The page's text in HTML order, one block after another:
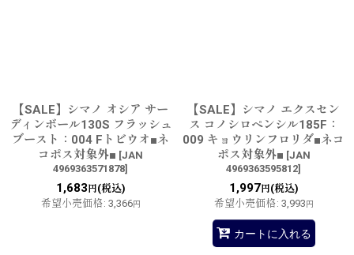
【SALE】シマノ オシア サー
ディンボール130S フラッシュ
ブースト：004 Fトビウオ■ネ
コポス対象外■ [JAN
4969363571878]
1,683 円(税込)
希望小売価格: 3,366円
【SALE】シマノ エクスセン
ス コノシロペンシル185F：
009 キョウリンフロリダ■ネコ
ポス対象外■ [JAN
4969363595812]
1,997円(税込)
希望小売価格: 3,993 円
カートに入れる